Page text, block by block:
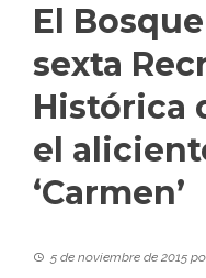
El
sexta
Histórica
el
‘Carmen’
5 de noviembre de 2015